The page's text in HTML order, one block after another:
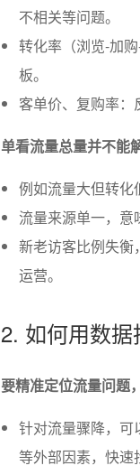
不相关等问题。
转化率（浏览-加
板。
客单价、复购率
单看流量总量并不能
例如流量大但转化
流量来源单一，意
新老访客比例失衡
运营。
2. 如何用数
要精准定位流量问题
针对流量骤降，可
等外部因素，快速